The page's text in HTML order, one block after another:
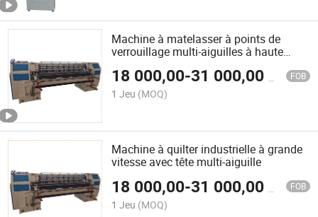
Machine à matelasser à points de
verrouillage multi-aiguilles à haute
18 000,00-31 000,00 FOB
1 Jeu (MOQ)
Machine à quilter industrielle à grande
vitesse avec tête multi-aiguille
18 000,00-31 000,00 FOB
1 Jeu (MOQ)